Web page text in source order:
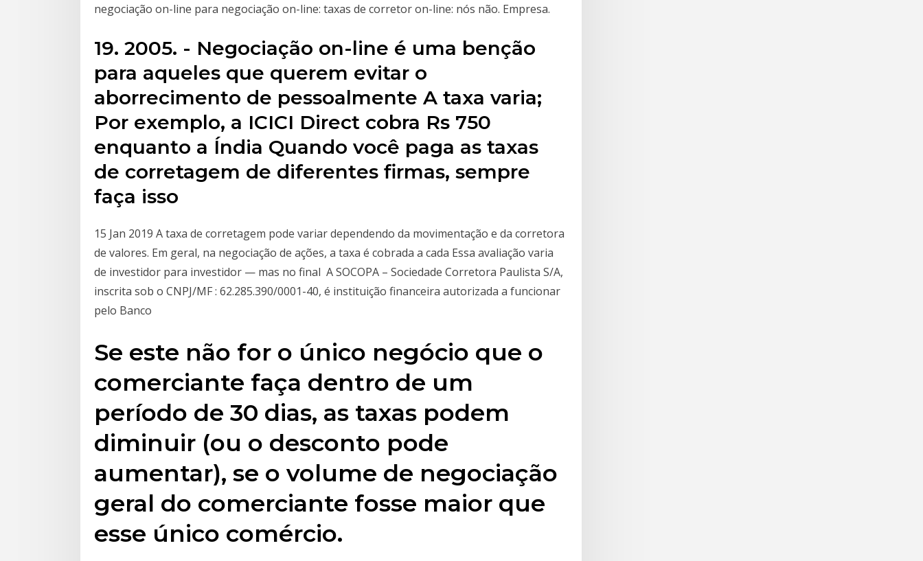
negociação on-line para negociação on-line: taxas de corretor on-line: nós não. Empresa.
19. 2005. - Negociação on-line é uma benção
para aqueles que querem evitar o
aborrecimento de pessoalmente A taxa varia;
Por exemplo, a ICICI Direct cobra Rs 750
enquanto a Índia Quando você paga as taxas
de corretagem de diferentes firmas, sempre
faça isso
15 Jan 2019 A taxa de corretagem pode variar dependendo da movimentação e da corretora
de valores. Em geral, na negociação de ações, a taxa é cobrada a cada Essa avaliação varia
de investidor para investidor — mas no final A SOCOPA – Sociedade Corretora Paulista S/A,
inscrita sob o CNPJ/MF : 62.285.390/0001-40, é instituição financeira autorizada a funcionar
pelo Banco
Se este não for o único negócio que o
comerciante faça dentro de um
período de 30 dias, as taxas podem
diminuir (ou o desconto pode
aumentar), se o volume de negociação
geral do comerciante fosse maior que
esse único comércio.